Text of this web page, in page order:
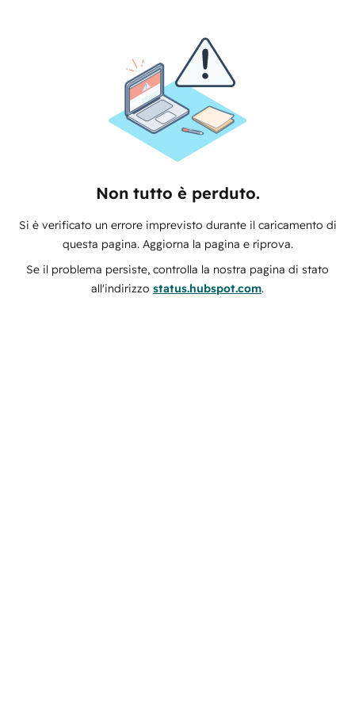
Non tutto è perduto.
Si è verificato un errore imprevisto durante il caricamento di
questa pagina. Aggiorna la pagina e riprova.
Se il problema persiste, controlla la nostra pagina di stato
all'indirizzo status.hubspot.com.